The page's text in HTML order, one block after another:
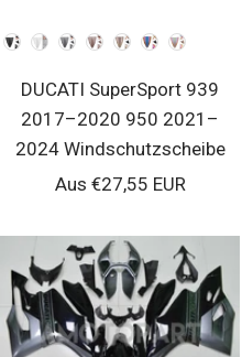
Farben
DUCATI SuperSport 939
2017–2020 950 2021–
2024 Windschutzscheibe
Verkaufspreis
Aus €27,55 EUR